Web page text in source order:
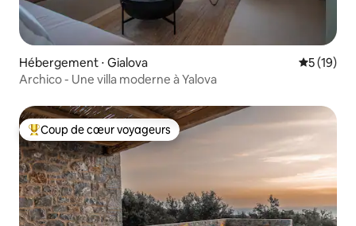
Hébergement ⋅ Gialova
5 (19)
Archico - Une villa moderne à Yalova
Coups de cœur voyageurs les plus appréciés
Coup de cœur voyageurs